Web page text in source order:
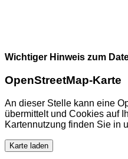
Wichtiger Hinweis zum
OpenStreetMap-Karte
An dieser Stelle kann eine
übermittelt und Cookies auf
Kartennutzung finden Sie in
Karte laden